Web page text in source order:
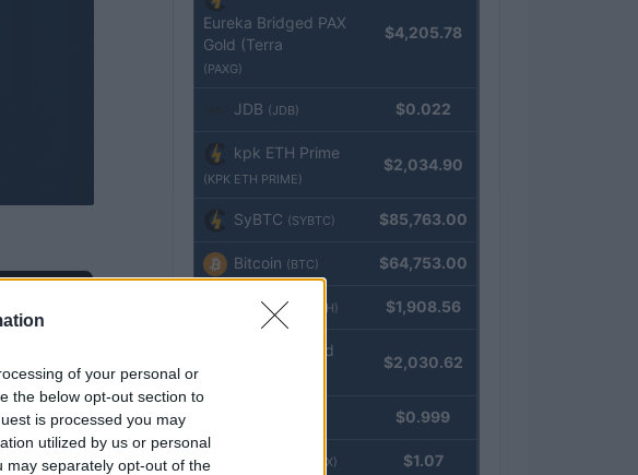
of your personal or
the below opt-out section to
is processed you may
utilized by us or personal
may separately opt-out of the
Eureka Bridged PAX
Gold (Terra
(PAXG)
$4,205.78
JDB (JDB) $0.022
kpk ETH Prime
(KPK ETH PRIME)
$2,034.90
SyBTC (SYBTC) $85,763.00
Bitcoin (BTC) $64,753.00
Ethereum (ETH) $1,908.56
kpk ETH Yield
$2,030.62
$0.999
(USDEX) $1.07